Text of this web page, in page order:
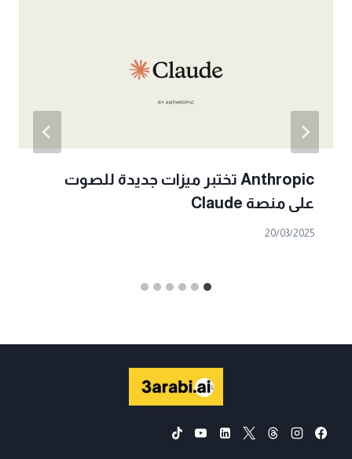
Anthropic تختبر ميزات جديدة للصوت
على منصة Claude
20/03/2025